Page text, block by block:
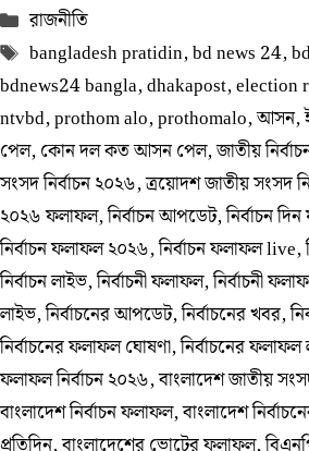
Categories
রাজনীতি
Tags
bangladesh pratidin,bd news 24,
bdnews24 bangla,dhakapost,election
ntvbd,prothom alo,prothomalo,আসন,
পেল,কোন দল কত আসন পেল,জাতীয়
সংসদ নির্বাচন ২০২৬,ত্রয়োদশ জাতীয় সংসদ
২০২৬ ফলাফল,নির্বাচন আপডেট,নির্বাচন
নির্বাচন ফলাফল ২০২৬,নির্বাচন ফলাফল live,
নির্বাচন লাইভ,নির্বাচনী ফলাফল,নির্বাচনী
লাইভ,নির্বাচনের আপডেট,নির্বাচনের খবর,
নির্বাচনের ফলাফল ঘোষণা,নির্বাচনের
ফলাফল নির্বাচন ২০২৬,বাংলাদেশ জাতীয়
বাংলাদেশ নির্বাচন ফলাফল,বাংলাদেশ